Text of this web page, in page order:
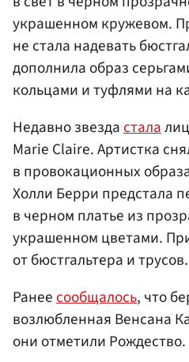
украшенном кружевом.
не стала надевать
дополнила образ
кольцами и туфлями на
Недавно звездастала
Marie Claire. Артистка
в провокационных
Холли Берри предстала
в черном платье из
украшенном цветами.
от бюстгальтера и трусов.
Ранеесообщалось, что
возлюбленная Венсана
они отметили Рождество.